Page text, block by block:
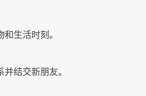
生活时刻。
结交新朋友。